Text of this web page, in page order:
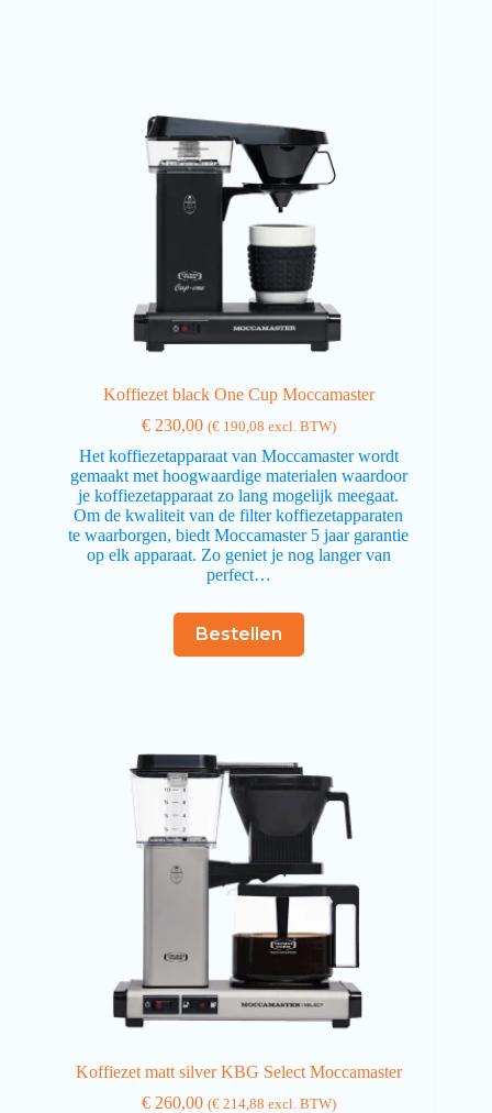
Koffiezet black One Cup Moccamaster
€230,00 (€190,08 excl. BTW)
Het koffiezetapparaat van Moccamaster wordt
gemaakt met hoogwaardige materialen waardoor
je koffiezetapparaat zo lang mogelijk meegaat.
Om de kwaliteit van de filter koffiezetapparaten
te waarborgen, biedt Moccamaster 5 jaar garantie
op elk apparaat. Zo geniet je nog langer van
perfect…
Bestellen
Koffiezet matt silver KBG Select Moccamaster
€260,00 (€214,88 excl. BTW)